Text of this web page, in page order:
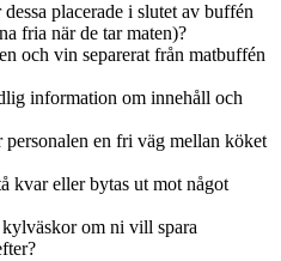
placerade i slutet av buffén
fria när de tar maten)?
och vin separerat från matbuffén
information om innehåll och
en fri väg mellan köket
kvar eller bytas ut mot något
om ni vill spara